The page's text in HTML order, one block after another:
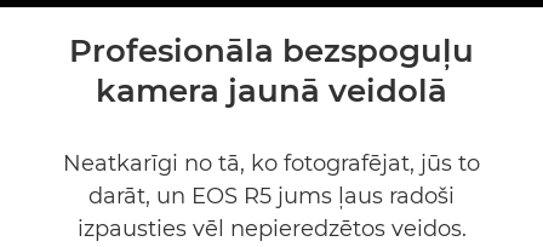
Pārskats
Tehniskie dati
Galerija
Atbalsts
Profesionāla bezspoguļu
kamera jaunā veidolā
Neatkarīgi no tā, ko fotografējat, jūs to
darāt, un EOS R5 jums ļaus radoši
izpausties vēl nepieredzētos veidos.